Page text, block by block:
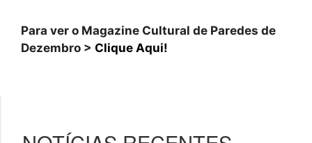
Para ver o Magazine Cultural de Paredes de
Dezembro > Clique Aqui!